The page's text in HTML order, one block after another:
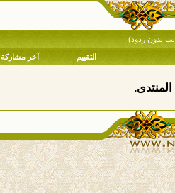
بدون ردود)
التقييم آخر مشاركة